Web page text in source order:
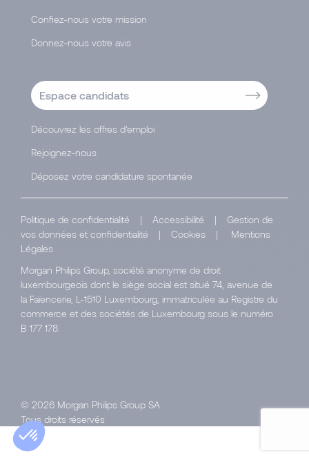
Confiez-nous votre mission
Donnez-nous votre avis
Espace candidats
Découvrez les offres d’emploi
Rejoignez-nous
Déposez votre candidature spontanée
Politique de confidentialité | Accessibilité |
Gestion de
vos données et confidentialité
| Cookies |
Mentions
Légales
Morgan Philips Group, société anonyme de droit
luxembourgeois dont le siège social est situé 74, avenue de
la Faïencerie, L-1510 Luxembourg, immatriculée au Registre du
commerce et des sociétés de Luxembourg sous le numéro
B 177 178.
© 2026 Morgan Philips Group SA
Tous droits réservés